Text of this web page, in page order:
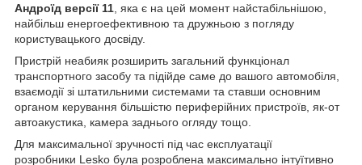
Андроїд версії 11 , яка є на цей момент найстабільнішою,
найбільш енергоефективною та дружньою з погляду
користувацького досвіду.
Пристрій неабияк розширить загальний функціонал
транспортного засобу та підійде саме до вашого автомобіля,
взаємодії зі штатильними системами та ставши основним
органом керування більшістю периферійних пристроїв, як-от
автоакустика, камера заднього огляду тощо.
Для максимальної зручності під час експлуатації
розробники Lesko була розроблена максимально інтуїтивно